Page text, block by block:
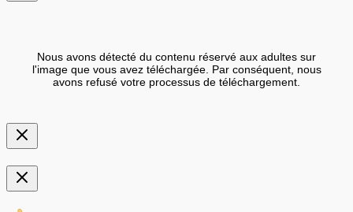
Nous avons détecté du contenu réservé aux adultes sur
l'image que vous avez téléchargée. Par conséquent, nous
avons refusé votre processus de téléchargement.